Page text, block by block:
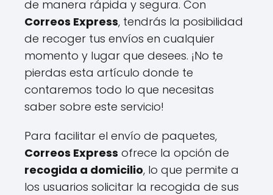
de manera rápida y segura. Con
Correos Express, tendrás la posibilidad
de recoger tus envíos en cualquier
momento y lugar que desees. ¡No te
pierdas esta artículo donde te
contaremos todo lo que necesitas
saber sobre este servicio!
Para facilitar el envío de paquetes,
Correos Express ofrece la opción de
recogida a domicilio, lo que permite a
los usuarios solicitar la recogida de sus